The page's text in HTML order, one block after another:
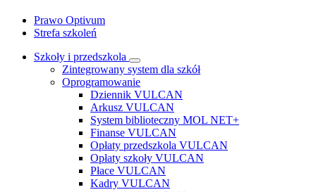
Prawo Optivum
Strefa szkoleń
Szkoły i przedszkola
Zintegrowany system dla szkół
Oprogramowanie
Dziennik VULCAN
Arkusz VULCAN
System biblioteczny MOL NET+
Finanse VULCAN
Opłaty przedszkola VULCAN
Opłaty szkoły VULCAN
Płace VULCAN
Kadry VULCAN